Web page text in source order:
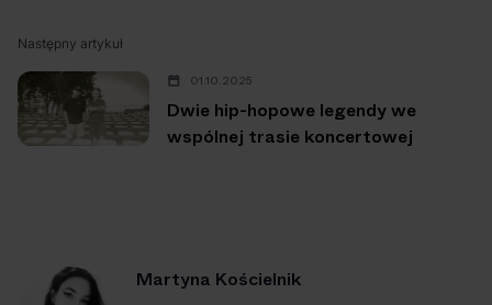
Następny artykuł
01.10.2025
Dwie hip-hopowe legendy we
wspólnej trasie koncertowej
Martyna Kościelnik